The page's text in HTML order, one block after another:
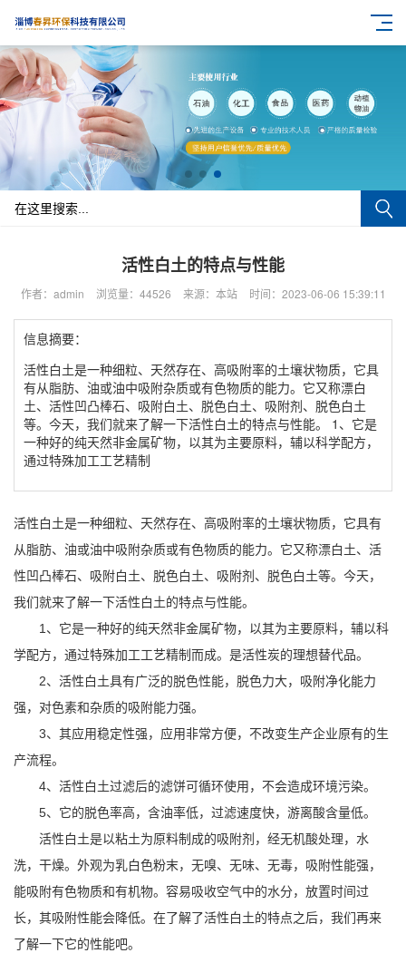
活性白土的特点与性能
作者：admin 浏览量：44526 来源：本站 时间：2023-06-06 15:39:11
信息摘要：
活性白土是一种细粒、天然存在、高吸附率的土壤状物质，它具
有从脂肪、油或油中吸附杂质或有色物质的能力。它又称漂白
土、活性凹凸棒石、吸附白土、脱色白土、吸附剂、脱色白土
等。今天，我们就来了解一下活性白土的特点与性能。 1、它是
一种好的纯天然非金属矿物，以其为主要原料，辅以科学配方，
通过特殊加工工艺精制
活性白土是一种细粒、天然存在、高吸附率的土壤状物质，它具有
从脂肪、油或油中吸附杂质或有色物质的能力。它又称漂白土、活
性凹凸棒石、吸附白土、脱色白土、吸附剂、脱色白土等。今天，
我们就来了解一下活性白土的特点与性能。
1、它是一种好的纯天然非金属矿物，以其为主要原料，辅以科
学配方，通过特殊加工工艺精制而成。是活性炭的理想替代品。
2、活性白土具有广泛的脱色性能，脱色力大，吸附净化能力
强，对色素和杂质的吸附能力强。
3、其应用稳定性强，应用非常方便，不改变生产企业原有的生
产流程。
4、活性白土过滤后的滤饼可循环使用，不会造成环境污染。
5、它的脱色率高，含油率低，过滤速度快，游离酸含量低。
活性白土是以粘土为原料制成的吸附剂，经无机酸处理，水
洗，干燥。外观为乳白色粉末，无嗅、无味、无毒，吸附性能强，
能吸附有色物质和有机物。容易吸收空气中的水分，放置时间过
长，其吸附性能会降低。在了解了活性白土的特点之后，我们再来
了解一下它的性能吧。